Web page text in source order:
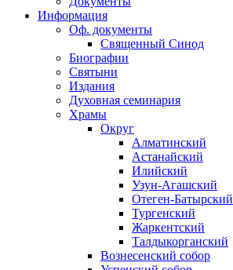
Информация
Оф. документы
Священный Синод
Биографии
Святыни
Издания
Духовная семинария
Храмы
Округ
Алматинский
Астанайский
Илийский
Узун-Агашский
Отеген-Батырский
Тургенский
Жаркентский
Талдыкорганский
Вознесенский собор